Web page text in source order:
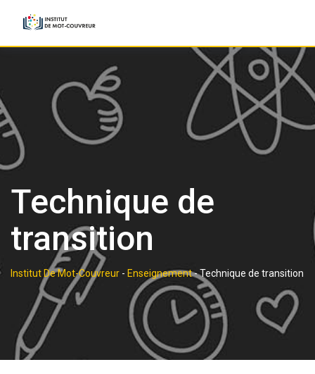
content
Technique de
transition
Institut De Mot-Couvreur - Enseignement-Technique de transition